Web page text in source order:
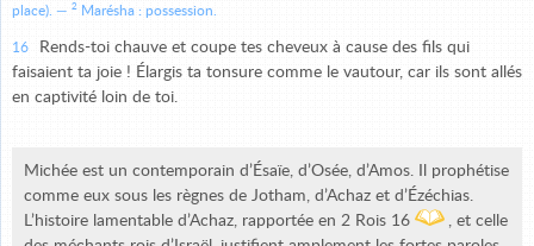
place).
2 Marésha : possession.
16
Rends-toi chauve et coupe tes cheveux à cause des fils qui
faisaient ta joie ! Élargis ta tonsure comme le vautour, car ils sont allés
en captivité loin de toi.
Michée est un contemporain d’Ésaïe, d’Osée, d’Amos. Il prophétise
comme eux sous les règnes de Jotham, d’Achaz et d’Ézéchias.
L’histoire lamentable d’Achaz, rapportée en 2 Rois 16
, et celle